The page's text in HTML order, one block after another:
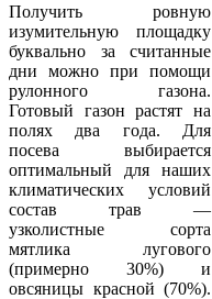
Получить ровную
изумительную площадку
буквально за считанные
дни можно при помощи
рулонного газона.
Готовый газон растят на
полях два года. Для
посева выбирается
оптимальный для наших
климатических условий
состав трав —
узколистные сорта
мятлика лугового
(примерно 30%) и
овсяницы красной (70%).